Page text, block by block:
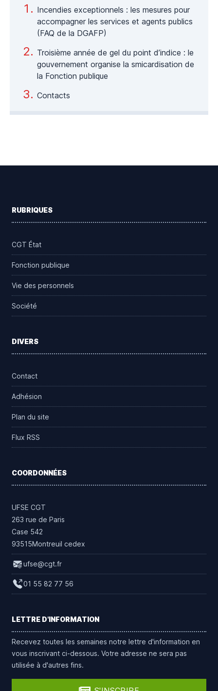
Incendies exceptionnels : les mesures pour
accompagner les services et agents publics
(FAQ de la DGAFP)
Troisième année de gel du point d’indice : le
gouvernement organise la smicardisation de
la Fonction publique
Contacts
RUBRIQUES
CGT État
Fonction publique
Vie des personnels
Société
DIVERS
Contact
Adhésion
Plan du site
Flux RSS
COORDONNÉES
UFSE CGT
263 rue de Paris
Case 542
93515Montreuil cedex
ufse@cgt.fr
01 55 82 77 56
LETTRE D'INFORMATION
Recevez toutes les semaines notre lettre d'information en
vous inscrivant ci-dessous. Votre adresse ne sera pas
utilisée à d'autres fins.